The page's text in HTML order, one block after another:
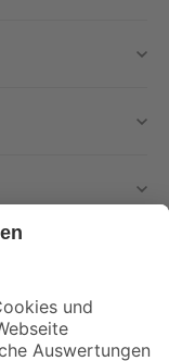
verpassen!